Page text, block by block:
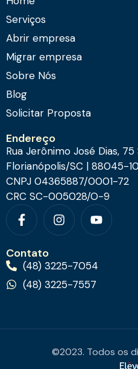
Serviços
Abrir empresa
Migrar empresa
Sobre Nós
Blog
Solicitar Proposta
Endereço
Rua Jerônimo José Dias,
Florianópolis/SC | 88045-
CNPJ 04365887/0001-72
CRC SC-005028/O-9
Contato
(48) 3225-7054
(48) 3225-7557
©2023. Todos os